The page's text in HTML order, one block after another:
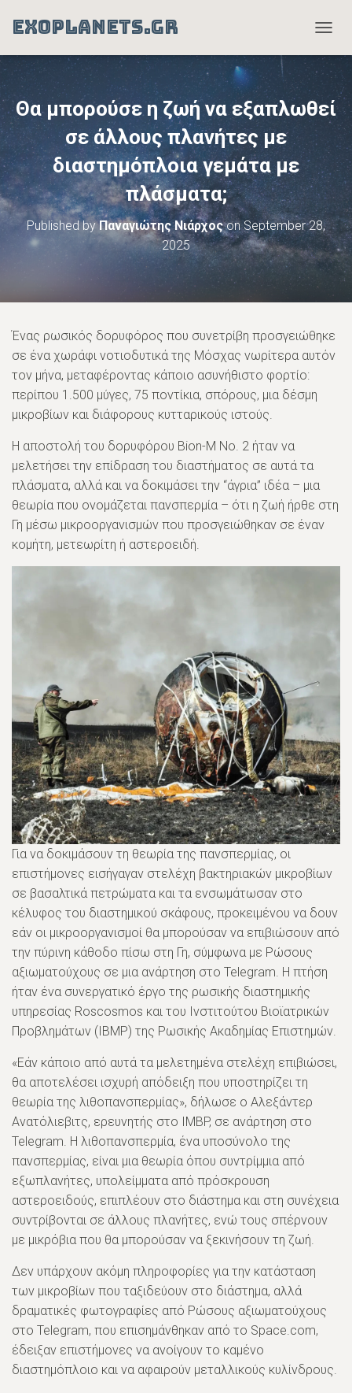
EXOPLANETS.GR
O
E
A
V
A
T
I
O
N
Θα μπορούσε η ζωή να εξαπλωθεί
σε άλλους πλανήτες με
διαστημόπλοια γεμάτα με
πλάσματα;
Published byΠαναγιώτης ΝιάρχοςonSeptember 28,
2025
Ένας ρωσικός δορυφόρος που συνετρίβη προσγειώθηκε
σε ένα χωράφι νοτιοδυτικά της Μόσχας νωρίτερα αυτόν
τον μήνα, μεταφέροντας κάποιο ασυνήθιστο φορτίο:
περίπου 1.500 μύγες, 75 ποντίκια, σπόρους, μια δέσμη
μικροβίων και διάφορους κυτταρικούς ιστούς.
Η αποστολή του δορυφόρου Bion-M Νο. 2 ήταν να
μελετήσει την επίδραση του διαστήματος σε αυτά τα
πλάσματα, αλλά και να δοκιμάσει την “άγρια” ​​ιδέα – μια
θεωρία που ονομάζεται πανσπερμία – ότι η ζωή ήρθε στη
Γη μέσω μικροοργανισμών που προσγειώθηκαν σε έναν
κομήτη, μετεωρίτη ή αστεροειδή.
Για να δοκιμάσουν τη θεωρία της πανσπερμίας, οι
επιστήμονες εισήγαγαν στελέχη βακτηριακών μικροβίων
σε βασαλτικά πετρώματα και τα ενσωμάτωσαν στο
κέλυφος του διαστημικού σκάφους, προκειμένου να δουν
εάν οι μικροοργανισμοί θα μπορούσαν να επιβιώσουν από
την πύρινη κάθοδο πίσω στη Γη, σύμφωνα με Ρώσους
αξιωματούχους σε μια ανάρτηση στο Telegram. Η πτήση
ήταν ένα συνεργατικό έργο της ρωσικής διαστημικής
υπηρεσίας Roscosmos και του Ινστιτούτου Βιοϊατρικών
Προβλημάτων (IBMP) της Ρωσικής Ακαδημίας Επιστημών.
«Εάν κάποιο από αυτά τα μελετημένα στελέχη επιβιώσει,
θα αποτελέσει ισχυρή απόδειξη που υποστηρίζει τη
θεωρία της λιθοπανσπερμίας», δήλωσε ο Αλεξάντερ
Ανατόλιεβιτς, ερευνητής στο IMBP, σε ανάρτηση στο
Telegram. Η λιθοπανσπερμία, ένα υποσύνολο της
πανσπερμίας, είναι μια θεωρία όπου συντρίμμια από
εξωπλανήτες, υπολείμματα από πρόσκρουση
αστεροειδούς, επιπλέουν στο διάστημα και στη συνέχεια
συντρίβονται σε άλλους πλανήτες, ενώ τους σπέρνουν
με μικρόβια που θα μπορούσαν να ξεκινήσουν τη ζωή.
Δεν υπάρχουν ακόμη πληροφορίες για την κατάσταση
των μικροβίων που ταξιδεύουν στο διάστημα, αλλά
δραματικές φωτογραφίες από Ρώσους αξιωματούχους
στο Telegram, που επισημάνθηκαν από το Space.com,
έδειξαν επιστήμονες να ανοίγουν το καμένο
διαστημόπλοιο και να αφαιρούν μεταλλικούς κυλίνδρους.